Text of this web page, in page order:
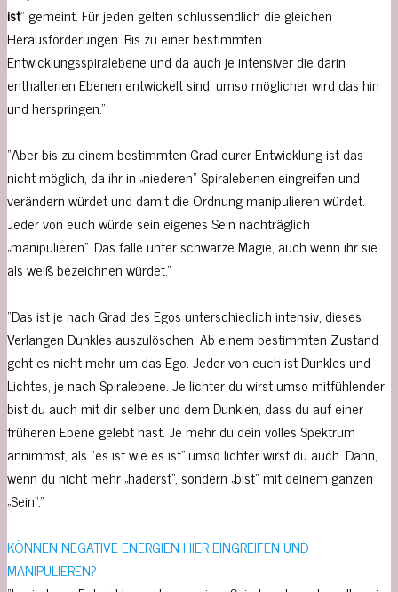
ist“ gemeint. Für jeden gelten schlussendlich die gleichen
Herausforderungen. Bis zu einer bestimmten
Entwicklungsspiralebene und da auch je intensiver die darin
enthaltenen Ebenen entwickelt sind, umso möglicher wird das hin
und herspringen.”
“Aber bis zu einem bestimmten Grad eurer Entwicklung ist das
nicht möglich, da ihr in „niederen“ Spiralebenen eingreifen und
verändern würdet und damit die Ordnung manipulieren würdet.
Jeder von euch würde sein eigenes Sein nachträglich
„manipulieren“. Das falle unter schwarze Magie, auch wenn ihr sie
als weiß bezeichnen würdet.”
“Das ist je nach Grad des Egos unterschiedlich intensiv, dieses
Verlangen Dunkles auszulöschen. Ab einem bestimmten Zustand
geht es nicht mehr um das Ego. Jeder von euch ist Dunkles und
Lichtes, je nach Spiralebene. Je lichter du wirst umso mitfühlender
bist du auch mit dir selber und dem Dunklen, dass du auf einer
früheren Ebene gelebt hast. Je mehr du dein volles Spektrum
annimmst, als “es ist wie es ist” umso lichter wirst du auch. Dann,
wenn du nicht mehr „haderst“, sondern „bist“ mit deinem ganzen
„Sein“.”
KÖNNEN NEGATIVE ENERGIEN HIER EINGREIFEN UND
MANIPULIEREN?